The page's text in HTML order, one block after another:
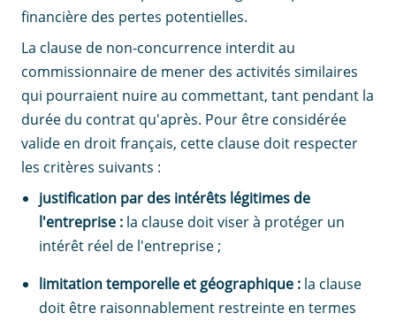
financière des pertes potentielles.
La clause de non-concurrence interdit au
commissionnaire de mener des activités similaires
qui pourraient nuire au commettant, tant pendant la
durée du contrat qu'après. Pour être considérée
valide en droit français, cette clause doit respecter
les critères suivants :
justification par des intérêts légitimes de
l'entreprise : la clause doit viser à protéger un
intérêt réel de l'entreprise ;
limitation temporelle et géographique : la clause
doit être raisonnablement restreinte en termes